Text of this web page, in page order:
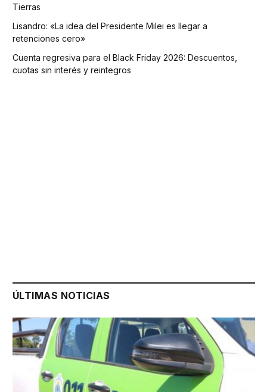
Tierras
Lisandro: «La idea del Presidente Milei es llegar a
retenciones cero»
Cuenta regresiva para el Black Friday 2026: Descuentos,
cuotas sin interés y reintegros
ÚLTIMAS NOTICIAS